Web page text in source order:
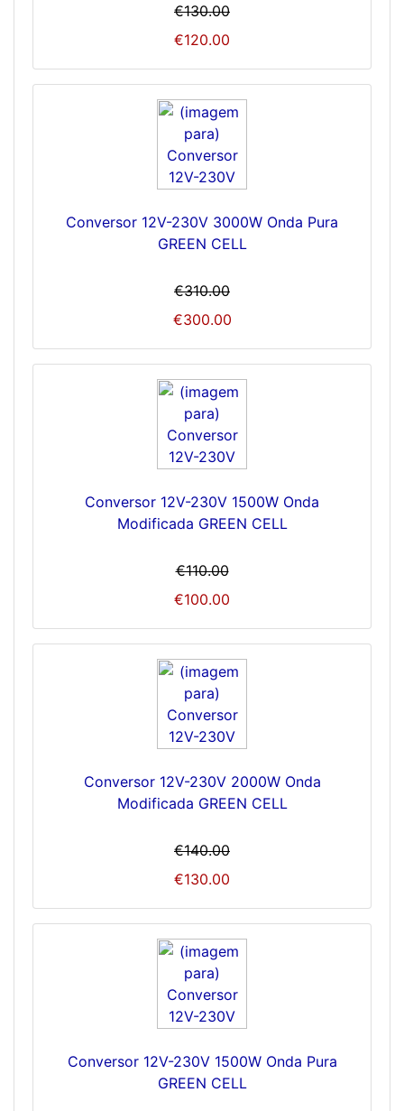
€130.00
€120.00
Conversor 12V-230V 3000W Onda Pura
GREEN CELL
€310.00
€300.00
Conversor 12V-230V 1500W Onda
Modificada GREEN CELL
€110.00
€100.00
Conversor 12V-230V 2000W Onda
Modificada GREEN CELL
€140.00
€130.00
Conversor 12V-230V 1500W Onda Pura
GREEN CELL